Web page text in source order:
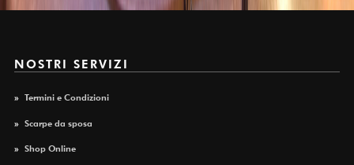
NOSTRI SERVIZI
» Termini e Condizioni
Scarpe da sposa
Shop Online